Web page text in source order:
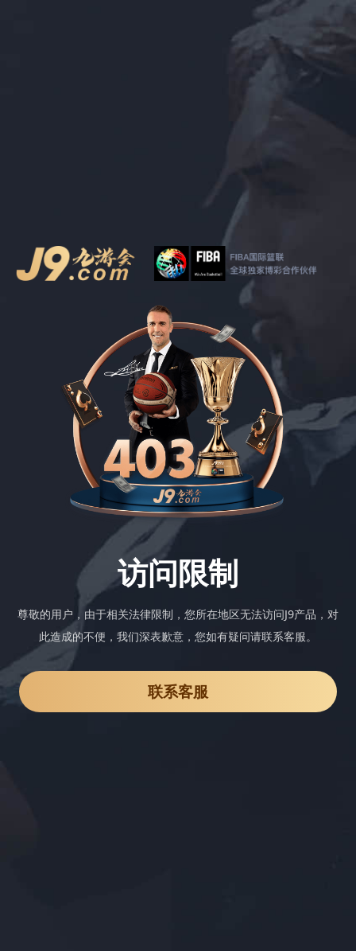
访问限制
尊敬的用户，由于相关法律限制，您所在地区无法访问J9产品，对
此造成的不便，我们深表歉意，您如有疑问请联系客服。
联系客服